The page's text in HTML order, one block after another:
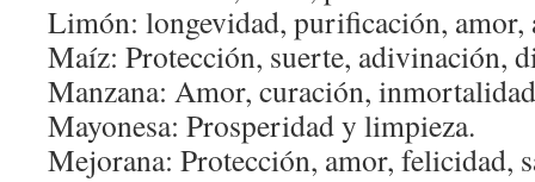
Limón: longevidad, purificación, amor,
Maíz: Protección, suerte, adivinación,
Manzana: Amor, curación,
Mayonesa: Prosperidad y limpieza.
Mejorana: Protección, amor, felicidad,